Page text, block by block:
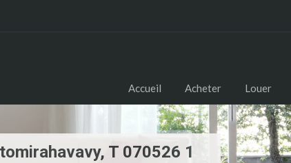
Accueil Acheter Louer
T 070526 1